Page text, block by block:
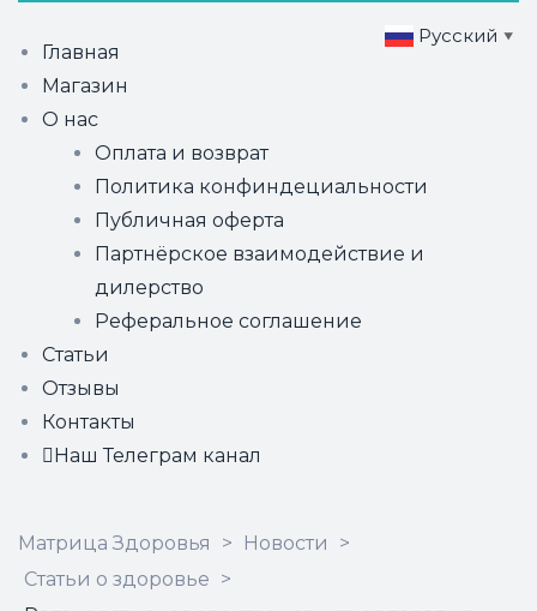
Главная
Магазин
О нас
Оплата и возврат
Политика конфиндециальности
Публичная оферта
Партнёрское взаимодействие и
дилерство
Реферальное соглашение
Статьи
Отзывы
Контакты
Наш Телеграм канал
Матрица Здоровья > Новости
>
Статьи о здоровье >
Русский ▼